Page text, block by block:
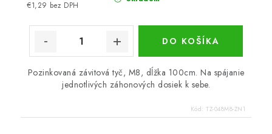
€1,29 bez DPH
DO KOŠÍKA
Pozinkovaná závitová tyč, M8, dĺžka 100cm. Na spájanie
jednotlivých záhonových dosiek k sebe.
Kód: TZ-048M8-ZN1